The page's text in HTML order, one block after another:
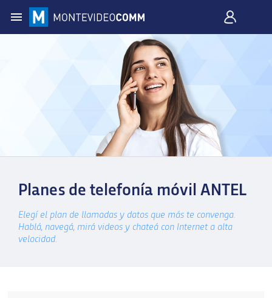
Planes de telefonía móvil ANTEL
Elegí el plan de llamadas y datos que más te convenga.
Hablá, navegá, mirá videos y chateá con Internet a alta
velocidad.